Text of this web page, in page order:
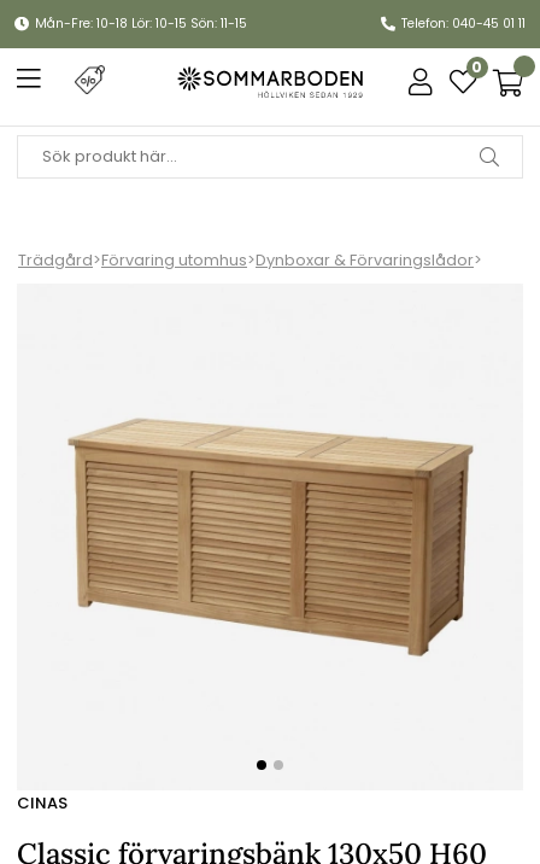
Mån-Fre: 10-18 Lör: 10-15 Sön: 11-15 Telefon: 040-45 01 11
0
Trädgård>Förvaring utomhus>Dynboxar & Förvaringslådor>
CINAS
Classic förvaringsbänk 130x50 H60